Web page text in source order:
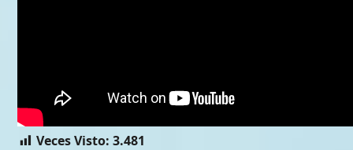
Veces Visto: 3.481